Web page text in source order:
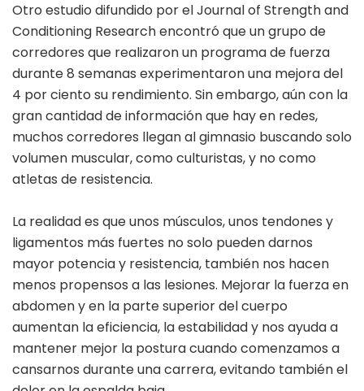
Otro estudio difundido por el Journal of Strength and
Conditioning Research encontró que un grupo de
corredores que realizaron un programa de fuerza
durante 8 semanas experimentaron una mejora del
4 por ciento su rendimiento. Sin embargo, aún con la
gran cantidad de información que hay en redes,
muchos corredores llegan al gimnasio buscando solo
volumen muscular, como culturistas, y no como
atletas de resistencia.
La realidad es que unos músculos, unos tendones y
ligamentos más fuertes no solo pueden darnos
mayor potencia y resistencia, también nos hacen
menos propensos a las lesiones. Mejorar la fuerza en
abdomen y en la parte superior del cuerpo
aumentan la eficiencia, la estabilidad y nos ayuda a
mantener mejor la postura cuando comenzamos a
cansarnos durante una carrera, evitando también el